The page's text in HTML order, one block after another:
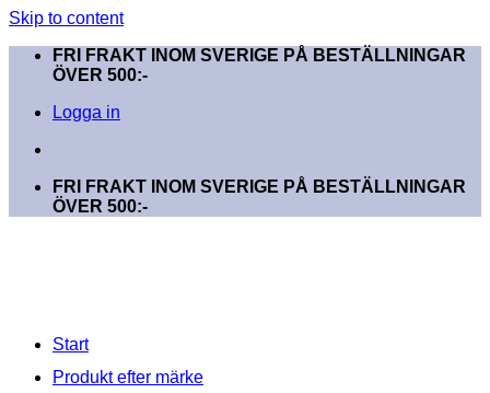
Skip to content
FRI FRAKT INOM SVERIGE PÅ BESTÄLLNINGAR
ÖVER 500:-
Logga in
FRI FRAKT INOM SVERIGE PÅ BESTÄLLNINGAR
ÖVER 500:-
Start
Produkt efter märke